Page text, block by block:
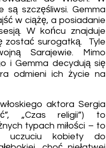
są szczęśliwsi. Gemma
w ciążę, a posiadanie
W końcu znajduje
zostać surogatką. Tyle
Sarajewie. Mimo
i Gemma decydują się
odmieni ich życie na
aktora Sergia
„Czas religii”) to
typach miłości – to
uczuciu kobiety do